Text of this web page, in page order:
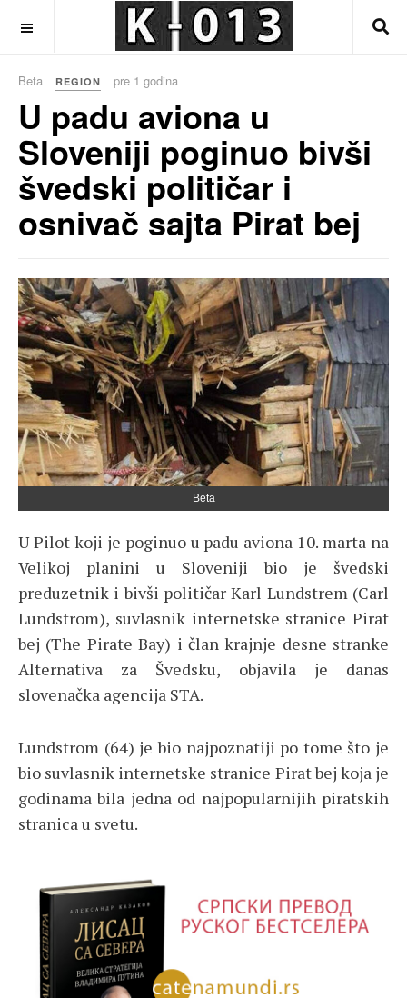
Beta REGION pre 1 godina
U padu aviona u
Sloveniji poginuo bivši
švedski političar i
osnivač sajta Pirat bej
Beta
U Pilot koji je poginuo u padu aviona 10. marta na
Velikoj planini u Sloveniji bio je švedski
preduzetnik i bivši političar Karl Lundstrem (Carl
Lundstrom), suvlasnik internetske stranice Pirat
bej (The Pirate Bay) i član krajnje desne stranke
Alternativa za Švedsku, objavila je danas
slovenačka agencija STA.
Lundstrom (64) je bio najpoznatiji po tome što je
bio suvlasnik internetske stranice Pirat bej koja je
godinama bila jedna od najpopularnijih piratskih
stranica u svetu.